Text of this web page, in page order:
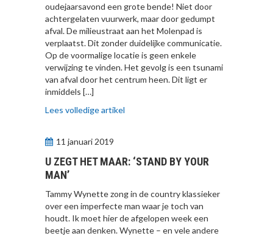
oudejaarsavond een grote bende! Niet door
achtergelaten vuurwerk, maar door gedumpt
afval. De milieustraat aan het Molenpad is
verplaatst. Dit zonder duidelijke communicatie.
Op de voormalige locatie is geen enkele
verwijzing te vinden. Het gevolg is een tsunami
van afval door het centrum heen. Dit ligt er
inmiddels […]
Lees volledige artikel
11 januari 2019
U ZEGT HET MAAR: ‘STAND BY YOUR
MAN’
Tammy Wynette zong in de country klassieker
over een imperfecte man waar je toch van
houdt. Ik moet hier de afgelopen week een
beetje aan denken. Wynette – en vele andere